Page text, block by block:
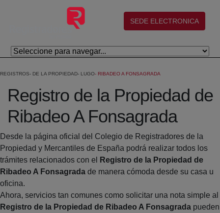
Eduki nagusira joan
(abre en nueva ventana)
SEDE ELECTRONICA
REGISTROS DE LA PROPIEDAD LUGO RIBADEO A FONSAGRADA
Registro de la Propiedad de
Ribadeo A Fonsagrada
Desde la página oficial del Colegio de Registradores de la
Propiedad y Mercantiles de España podrá realizar todos los
trámites relacionados con el
Registro de la Propiedad de
Ribadeo A Fonsagrada de manera cómoda desde su casa u
oficina.
Ahora, servicios tan comunes como solicitar una nota simple al
Registro de la Propiedad de Ribadeo A Fonsagrada pueden